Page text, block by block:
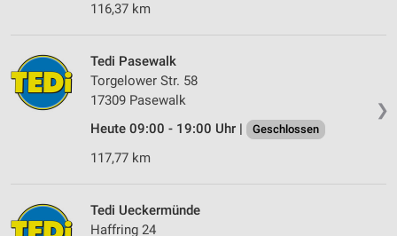
116,37 km
❯
Tedi Pasewalk
Torgelower Str. 58
17309 Pasewalk
Heute 09:00 - 19:00 Uhr |
Geschlossen
117,77 km
Tedi Ueckermünde
Haffring 24
Analyse von Zielgruppen durch Statistiken oder
Kombinationen von Daten aus verschiedenen
Quellen
Entwicklung und Verbesserung der Angebote
IAB-Besonderheiten: